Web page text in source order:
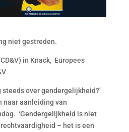
niet gestreden.
in Knack, Europees
steeds over gendergelijkheid?’
naar aanleiding van
‘Gendergelijkheid is niet
– het is een